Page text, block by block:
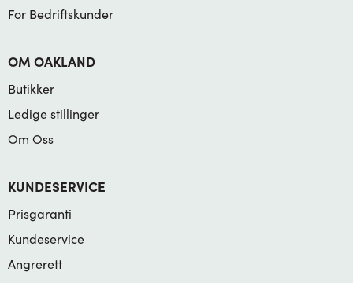
For Bedriftskunder
OM OAKLAND
Butikker
Ledige stillinger
Om Oss
KUNDESERVICE
Prisgaranti
Kundeservice
Angrerett